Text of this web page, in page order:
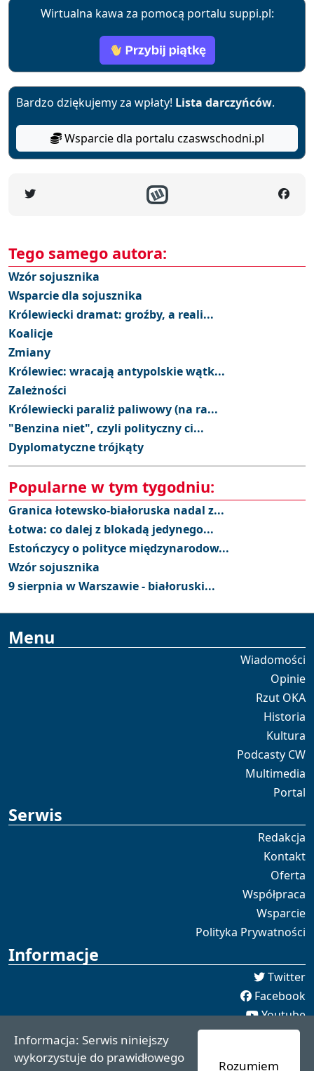
Wirtualna kawa za pomocą portalu suppi.pl:
Bardzo dziękujemy za wpłaty! Lista darczyńców.
Wsparcie dla portalu czaswschodni.pl
Tego samego autora:
Wzór sojusznika
Wsparcie dla sojusznika
Królewiecki dramat: groźby, a reali...
Koalicje
Zmiany
Królewiec: wracają antypolskie wątk...
Zależności
Królewiecki paraliż paliwowy (na ra...
"Benzina niet", czyli polityczny ci...
Dyplomatyczne trójkąty
Popularne w tym tygodniu:
Granica łotewsko-białoruska nadal z...
Łotwa: co dalej z blokadą jedynego...
Estończycy o polityce międzynarodow...
Wzór sojusznika
9 sierpnia w Warszawie - białoruski...
Menu
Wiadomości
Opinie
Rzut OKA
Historia
Kultura
Podcasty CW
Multimedia
Portal
Serwis
Redakcja
Kontakt
Oferta
Współpraca
Wsparcie
Polityka Prywatności
Informacje
Twitter
Facebook
Youtube
Spotify
redakcja [[]] czaswschodni.pl
Informacja: Serwis niniejszy
wykorzystuje do prawidłowego
Rozumiem